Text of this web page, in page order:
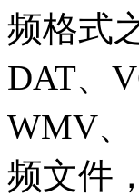
频格式
DAT、
WMV
频文件